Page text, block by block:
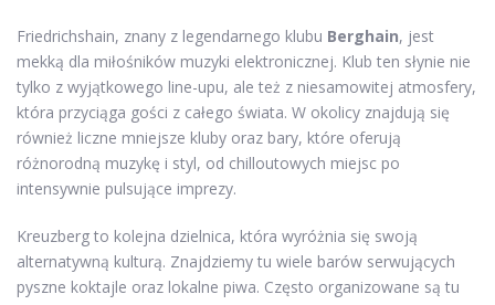
Friedrichshain, znany z legendarnego klubu Berghain, jest
mekką dla miłośników muzyki elektronicznej. Klub ten słynie nie
tylko z wyjątkowego line-upu, ale też z niesamowitej atmosfery,
która przyciąga gości z całego świata. W okolicy znajdują się
również liczne mniejsze kluby oraz bary, które oferują
różnorodną muzykę i styl, od chilloutowych miejsc po
intensywnie pulsujące imprezy.
Kreuzberg to kolejna dzielnica, która wyróżnia się swoją
alternatywną kulturą. Znajdziemy tu wiele barów serwujących
pyszne koktajle oraz lokalne piwa. Często organizowane są tu